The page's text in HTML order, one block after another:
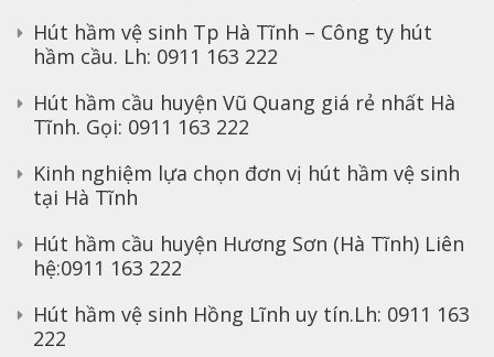
Hút hầm vệ sinh Tp Hà Tĩnh – Công ty hút
hầm cầu. Lh: 0911 163 222
Hút hầm cầu huyện Vũ Quang giá rẻ nhất Hà
Tĩnh. Gọi: 0911 163 222
Kinh nghiệm lựa chọn đơn vị hút hầm vệ sinh
tại Hà Tĩnh
Hút hầm cầu huyện Hương Sơn (Hà Tĩnh) Liên
hệ:0911 163 222
Hút hầm vệ sinh Hồng Lĩnh uy tín.Lh: 0911 163
222